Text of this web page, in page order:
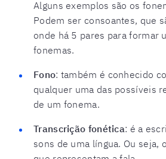
Alguns exemplos são os
Podem ser consoantes, que
onde há 5 pares para formar
fonemas.
Fono: também é conhecido
qualquer uma das possíveis
de um fonema.
Transcrição fonética: é a
sons de uma língua. Ou seja,